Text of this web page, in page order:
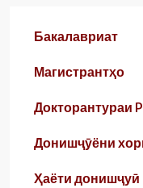
Бакалавриат
Магистрантҳо
Докторантураи
Донишҷӯёни
Ҳаёти донишҷуӣ